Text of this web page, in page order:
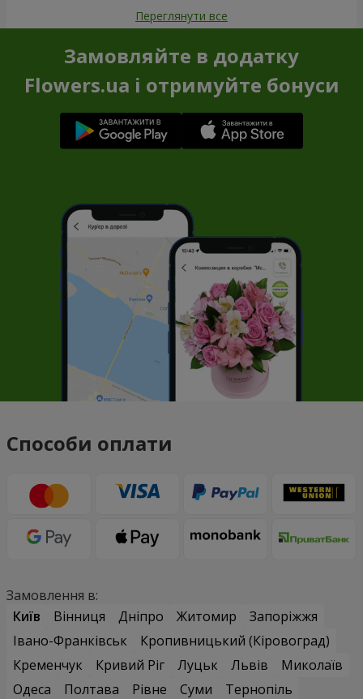
Переглянути все
Замовляйте в додатку
Flowers.ua і отримуйте бонуси
Способи оплати
Замовлення в:
Київ
Вінниця Дніпро Житомир
Запоріжжя
Івано-Франківськ
Кропивницький (Кіровоград)
Кременчук
Кривий Ріг Луцьк Львів
Миколаїв
Одеса
Полтава Рівне Суми
Тернопіль